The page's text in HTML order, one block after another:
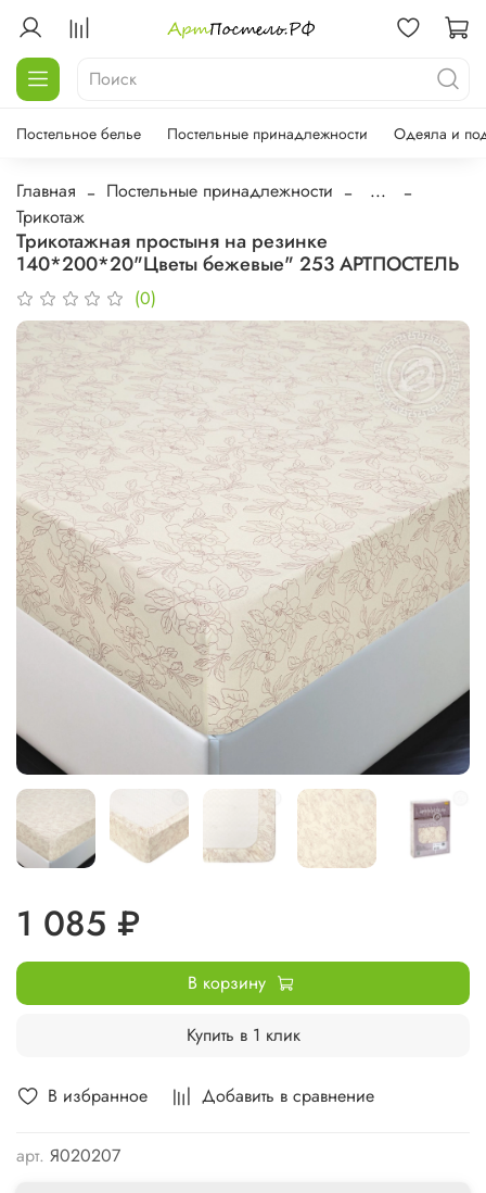
Постельное белье Постельные принадлежности Одеяла и
Главная Постельные принадлежности
...
Трикотаж
Трикотажная простыня на резинке
140*200*20"Цветы бежевые" 253 АРТПОСТЕЛЬ
(0)
В избранное Добавить в сравнение
арт. Я020207
1 085 ₽
В корзину
Купить в 1 клик